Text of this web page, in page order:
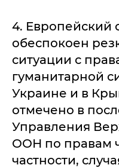
4. Европейский
обеспокоен
ситуации с
гуманитарной
Украине и в
отмечено в
Управления
ООН по правам
частности,